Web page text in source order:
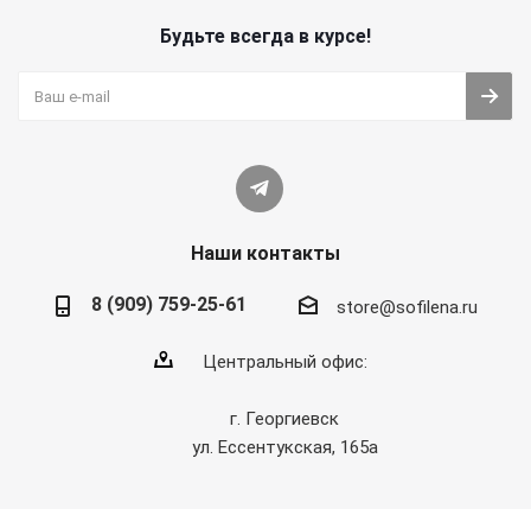
Будьте всегда в курсе!
Наши контакты
8 (909) 759-25-61 store@sofilena.ru
Центральный офис:
г. Георгиевск
ул. Ессентукская, 165а